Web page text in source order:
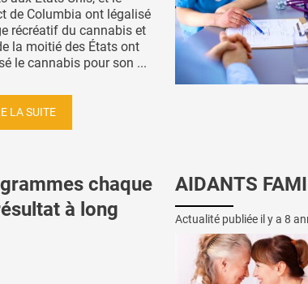
de Columbia ont légalisé
récréatif du cannabis et
la moitié des États ont
le cannabis pour son ...
LA SUITE
chaque
à long
AIDANTS
Actualité publiée il y a 8